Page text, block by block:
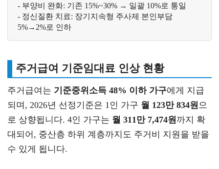
- 부양비 완화: 기존 15%~30% → 일괄 10%로 통일
- 정신질환 치료: 장기지속형 주사제 본인부담
주거급여 기준임대료 인상 현황
주거급여는 기준중위소득 48% 이하 가구에게 지급
되며, 2026년 선정기준은 1인 가구 월 123만 834원 으
로 상향됩니다. 4인 가구는 월 311만 7,474원 까지 확
대되어, 중산층 하위 계층까지도 주거비 지원을 받을
수 있게 됩니다.